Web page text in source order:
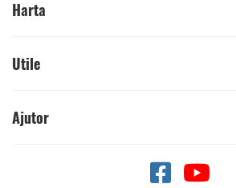
Harta
Utile
Ajutor